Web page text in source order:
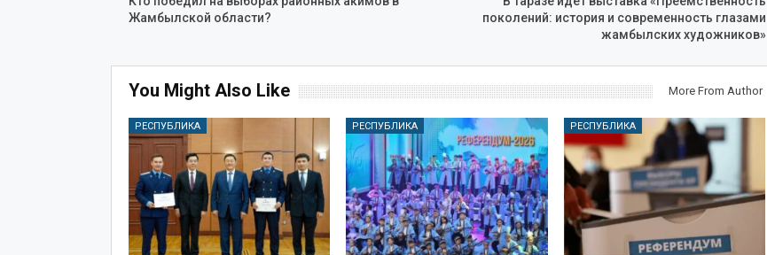
Жамбылской области?
поколений: история и современность глазами
жамбылских художников»
You Might Also Like More From Author
РЕСПУБЛИКА РЕСПУБЛИКА РЕСПУБЛИКА